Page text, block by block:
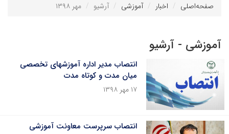
صفحه‌اصلی
اخبار آموزشی آرشیو مهر ۱۳۹۸
آموزشی - آرشیو
انتصاب مدیر اداره آموزشهای تخصصی
میان مدت و کوتاه مدت
۱۷ مهر ۱۳۹۸
انتصاب سرپرست معاونت آموزشی